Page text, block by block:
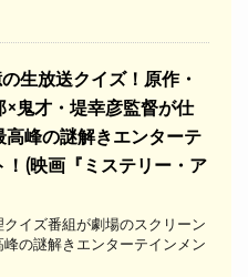
生放送クイズ！原作・
×鬼才・堤幸彦監督が仕
高峰の謎解きエンターテ
！(映画『ミステリー・ア
クイズ番組が劇場のスクリーン
峰の謎解きエンターテインメン